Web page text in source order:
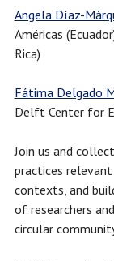
Angela Díaz-
Américas
Rica)
Fátima Delgado
Delft Center for
Join us and
practices
contexts, and
of researchers
circular